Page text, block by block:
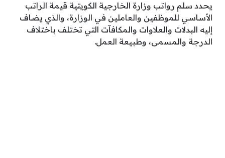
يحدد سلم رواتب وزارة الخارجية الكويتية قيمة الراتب
الأساسي للموظفين والعاملين في الوزارة، والذي يضاف
إليه البدلات والعلاوات والمكافآت التي تختلف باختلاف
الدرجة والمسمى، وطبيعة العمل.